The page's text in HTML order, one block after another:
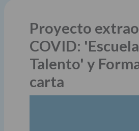
Proyecto
COVID:
Talento' y
carta